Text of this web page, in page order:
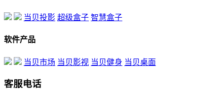
当贝投影 超级盒子 智慧盒子
软件产品
当贝市场 当贝影视 当贝健身 当贝桌面
客服电话